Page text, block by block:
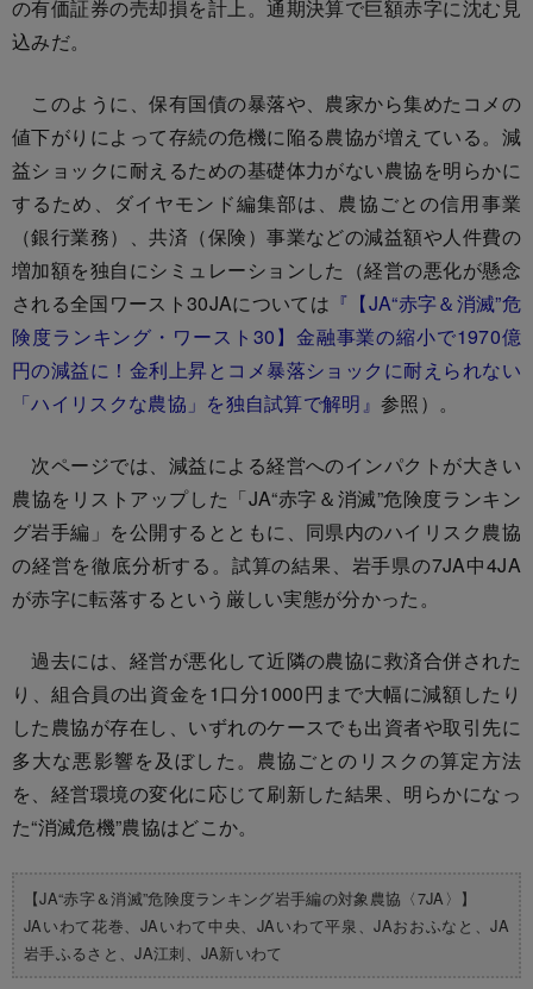
の有価証券の売却損を計上。通期決算で巨額赤字に沈む見
込みだ。
このように、保有国債の暴落や、農家から集めたコメの
値下がりによって存続の危機に陥る農協が増えている。減
益ショックに耐えるための基礎体力がない農協を明らかに
するため、ダイヤモンド編集部は、農協ごとの信用事業
（銀行業務）、共済（保険）事業などの減益額や人件費の
増加額を独自にシミュレーションした（経営の悪化が懸念
される全国ワースト30JAについては 『【JA“赤字＆消滅”危
険度ランキング・ワースト30】金融事業の縮小で1970億
円の減益に！金利上昇とコメ暴落ショックに耐えられない
「ハイリスクな農協」を独自試算で解明』参照）。
次ページでは、減益による経営へのインパクトが大きい
農協をリストアップした「JA“赤字＆消滅”危険度ランキン
グ岩手編」を公開するとともに、同県内のハイリスク農協
の経営を徹底分析する。試算の結果、岩手県の7JA中4JA
が赤字に転落するという厳しい実態が分かった。
過去には、経営が悪化して近隣の農協に救済合併された
り、組合員の出資金を1口分1000円まで大幅に減額したり
した農協が存在し、いずれのケースでも出資者や取引先に
多大な悪影響を及ぼした。農協ごとのリスクの算定方法
を、経営環境の変化に応じて刷新した結果、明らかになっ
た“消滅危機”農協はどこか。
【JA“赤字＆消滅”危険度ランキング岩手編の対象農協〈7JA〉】
JAいわて花巻、JAいわて中央、JAいわて平泉、JAおおふなと、JA
岩手ふるさと、JA江刺、JA新いわて